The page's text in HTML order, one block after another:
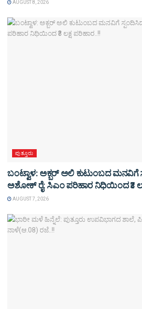
AUGUST 8, 2026
ಪುತ್ತೂರು
ಬಂಟ್ವಾಳ: ಅಕ್ಬರ್ ಅಲಿ ಕುಟುಂಬದ ಮನವಿಗೆ
ಅಶೋಕ್ ರೈ: ಸಿಎಂ ಪರಿಹಾರ ನಿಧಿಯಿಂದ ₹3
AUGUST 7, 2026